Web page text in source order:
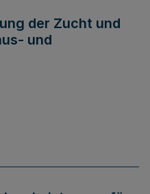
der Zucht und
und